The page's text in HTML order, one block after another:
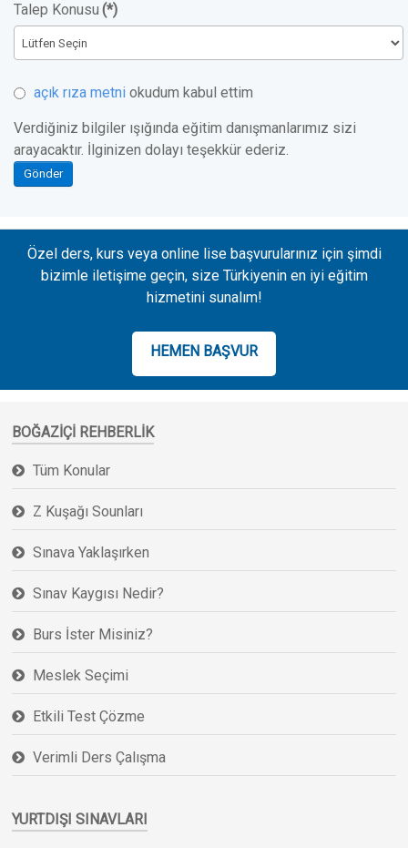
Talep Konusu (*)
açık rıza metni okudum kabul ettim
Verdiğiniz bilgiler ışığında eğitim danışmanlarımız sizi
arayacaktır. İlginizen dolayı teşekkür ederiz.
Gönder
Özel ders, kurs veya online lise başvurularınız için şimdi
bizimle iletişime geçin, size Türkiyenin en iyi eğitim
hizmetini sunalım!
HEMEN BAŞVUR
BOĞAZIÇI REHBERLIK
Tüm Konular
Z Kuşağı Sounları
Sınava Yaklaşırken
Sınav Kaygısı Nedir?
Burs İster Misiniz?
Meslek Seçimi
Etkili Test Çözme
Verimli Ders Çalışma
YURTDIŞI SINAVLARI